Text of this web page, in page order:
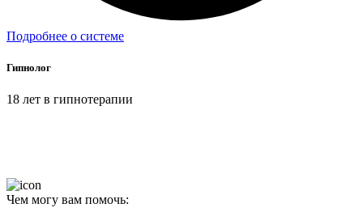
Подробнее о системе
Гипнолог
18 лет в гипнотерапии
Чем могу вам помочь: